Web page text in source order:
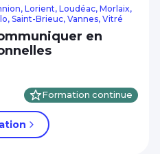
Lorient, Loudéac, Morlaix,
Saint-Brieuc, Vannes, Vitré
en
Formation continue